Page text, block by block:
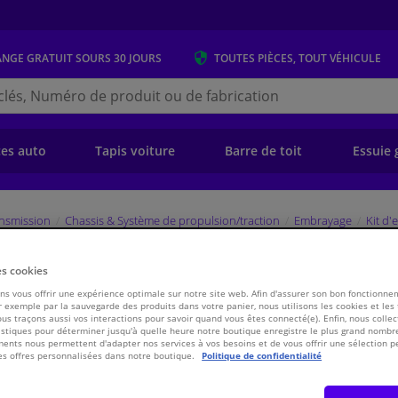
GRATUITSOURS 30 JOURS TOUTES PIÈCES, TOUT VÉHICULE
auto Tapis voiture Barre de toit Essuie
Chassis & Système de propulsion/traction Embrayage Kit
Valeo
€ 165,96
cookies
vous offrir une expérience optimale sur notre site web. Afin d'assurer son bon
exemple par la sauvegarde des produits dans votre panier, nous utilisons les cookies et les
traçons aussi vos interactions pour savoir quand vous êtes connecté(e). Enfin, nous
pour déterminer jusqu'à quelle heure notre boutique enregistre le plus grand
nous permettent d'adapter nos services à vos besoins et de vous offrir une sélection
offres personnalisées dans notre boutique.
Politique de confidentialité